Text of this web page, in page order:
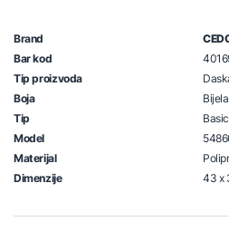
Brand
Bar kod
Tip proizvoda
Boja
Bijela
Tip
Model
Materijal
Dimenzije
43 x